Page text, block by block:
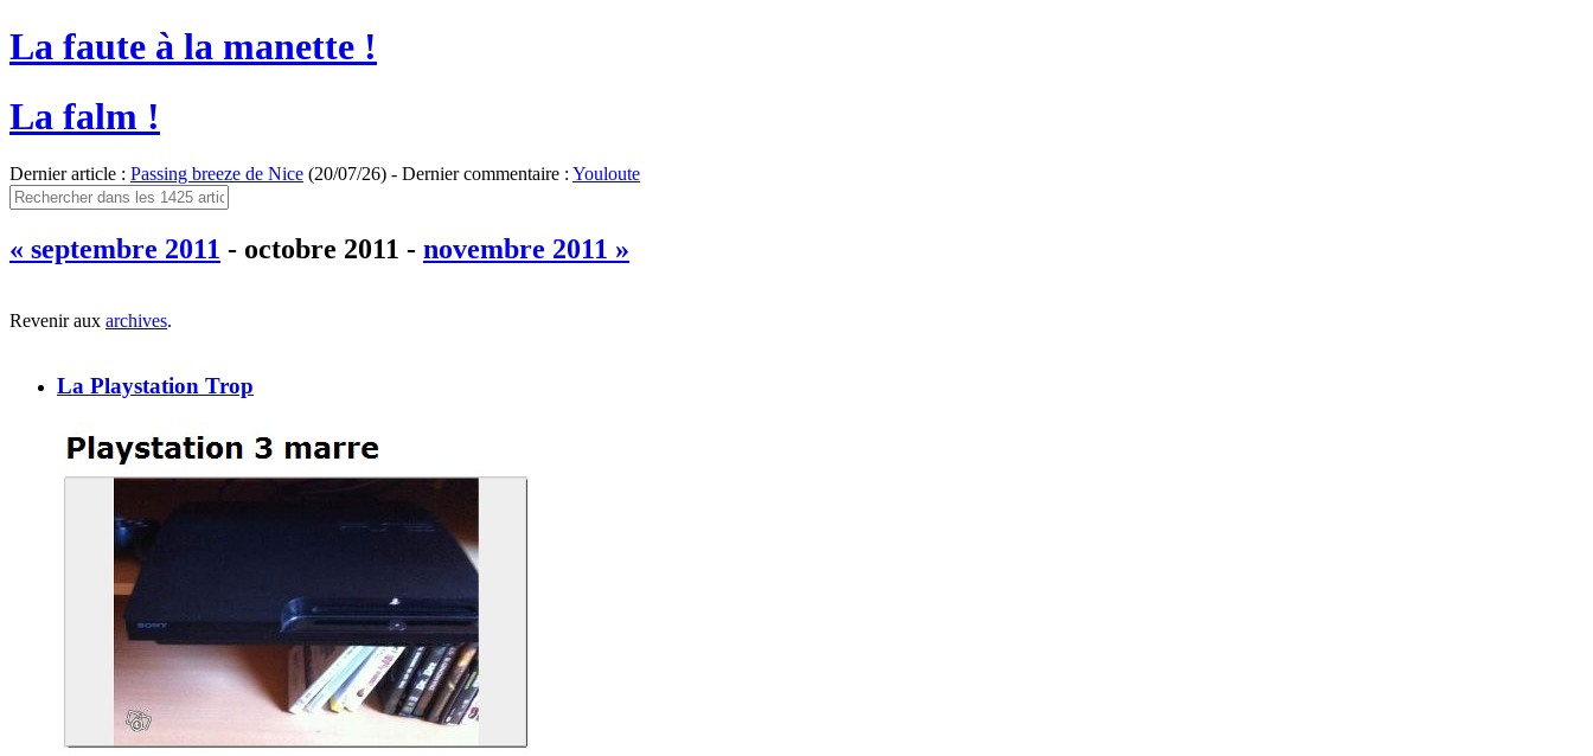
La faute à la manette !
La falm !
Dernier article : Passing breeze de Nice (20/07/26) - Dernier commentaire : Youloute
« septembre 2011 - octobre 2011 - novembre 2011 »
Revenir aux archives.
La Playstation Trop